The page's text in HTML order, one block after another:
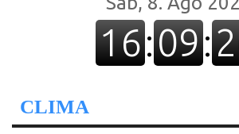
CLIMA